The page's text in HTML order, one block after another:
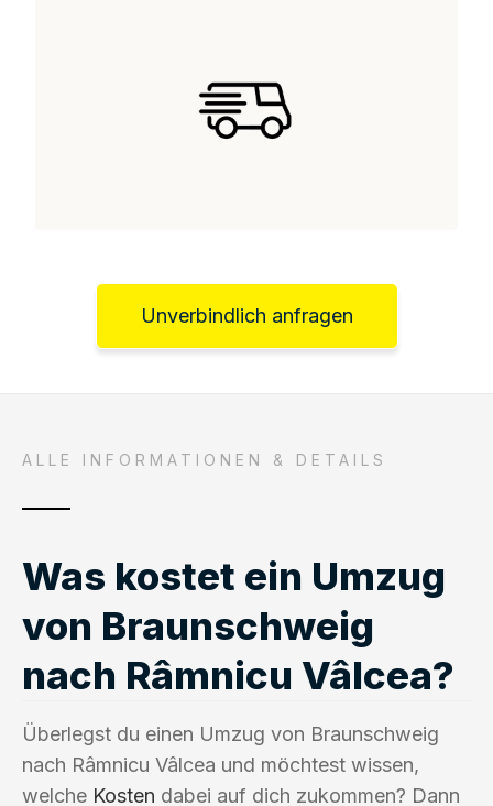
Unverbindlich anfragen
ALLE INFORMATIONEN & DETAILS
Was kostet ein Umzug
von Braunschweig
nach Râmnicu Vâlcea?
Überlegst du einen Umzug von Braunschweig
nach Râmnicu Vâlcea und möchtest wissen,
welche Kosten dabei auf dich zukommen? Dann